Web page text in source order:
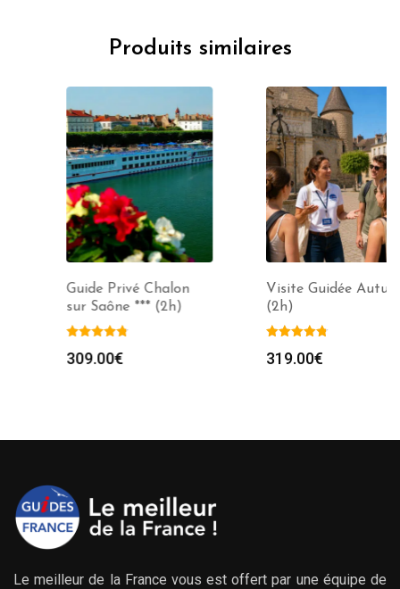
Produits similaires
Guide Privé Chalon
sur Saône *** (2h)
309.00€
Visite Guidée Autun
319.00€
Le meilleur de la France vous est offert par une équipe de